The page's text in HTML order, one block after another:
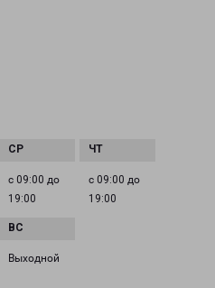
с 09:00 до
19:00
с 09:00 до
19:00
Выходной